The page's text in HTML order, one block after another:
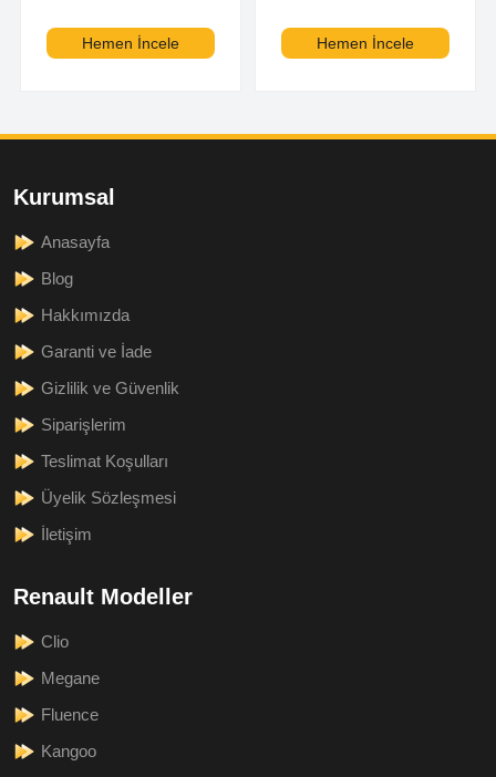
Hemen İncele Hemen İncele
Kurumsal
Anasayfa
Blog
Hakkımızda
Garanti ve İade
Gizlilik ve Güvenlik
Siparişlerim
Teslimat Koşulları
Üyelik Sözleşmesi
İletişim
Renault Modeller
Clio
Megane
Fluence
Kangoo